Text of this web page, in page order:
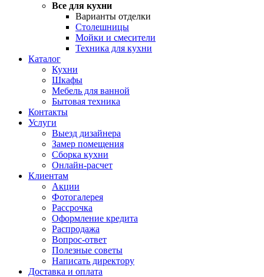
Все для кухни
Варианты отделки
Столешницы
Мойки и смесители
Техника для кухни
Каталог
Кухни
Шкафы
Мебель для ванной
Бытовая техника
Контакты
Услуги
Выезд дизайнера
Замер помещения
Сборка кухни
Онлайн-расчет
Клиентам
Акции
Фотогалерея
Рассрочка
Оформление кредита
Распродажа
Вопрос-ответ
Полезные советы
Написать директору
Доставка и оплата